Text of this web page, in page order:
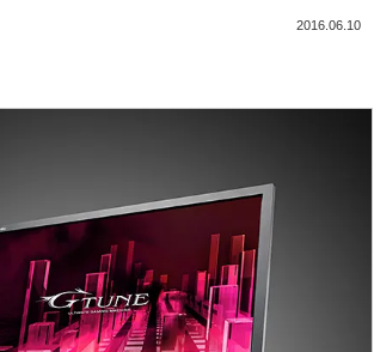
2016.06.10